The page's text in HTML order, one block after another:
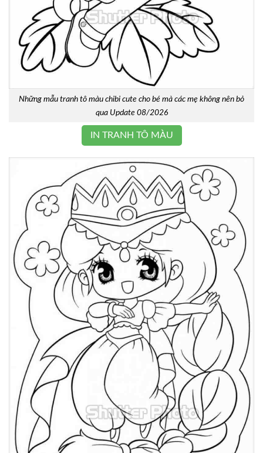
Những mẫu tranh tô màu chibi cute cho bé mà các mẹ không nên bỏ
qua Update 08/2026
IN TRANH TÔ MÀU